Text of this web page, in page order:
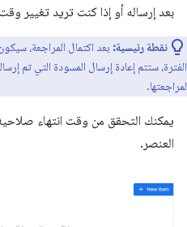
بعد إرساله أو إذا كنت تريد تغيير
نقطة رئيسية: بعد اكتمال المراجعة،
الفترة، ستتم إعادة إرسال المسودة التي تم
لمراجعتها.
يمكنك التحقق من وقت انتهاء
العنصر.